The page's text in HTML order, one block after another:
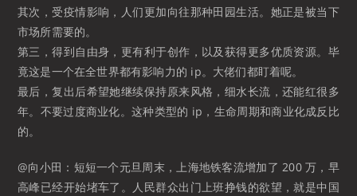
其次，受疫情影响，人们更加向往那种田园生活。她正是被当下
市场所需要的。
第三，得到自由身，更有利于创作，以及获得更多优质资源。毕
竟这是一个在全世界都有影响力的 ip。大佬们都盯着呢。
最后，复出后希望她继续保持原来风格，细水长流，还能红很多
年。不要过度商业化。这种类型的 ip，生命周期和商业化成反比
的。
@向小田：短短一个元旦周末，上海地铁客流增加了 200 万，早
高峰已经开始堵车了。人民群众出门上班挣钱的欲望，就是中国